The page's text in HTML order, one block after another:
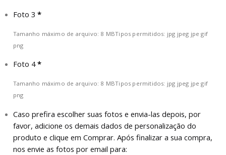
Foto 3 *
Tamanho máximo de arquivo: 8 MBTipos permitidos: jpg jpeg jpe gif
png
Foto 4*
Tamanho máximo de arquivo: 8 MBTipos permitidos: jpg jpeg jpe gif
png
Caso prefira escolher suas fotos e envia-las depois, por
favor, adicione os demais dados de personalização do
produto e clique em Comprar. Após finalizar a sua compra,
nos envie as fotos por email para: